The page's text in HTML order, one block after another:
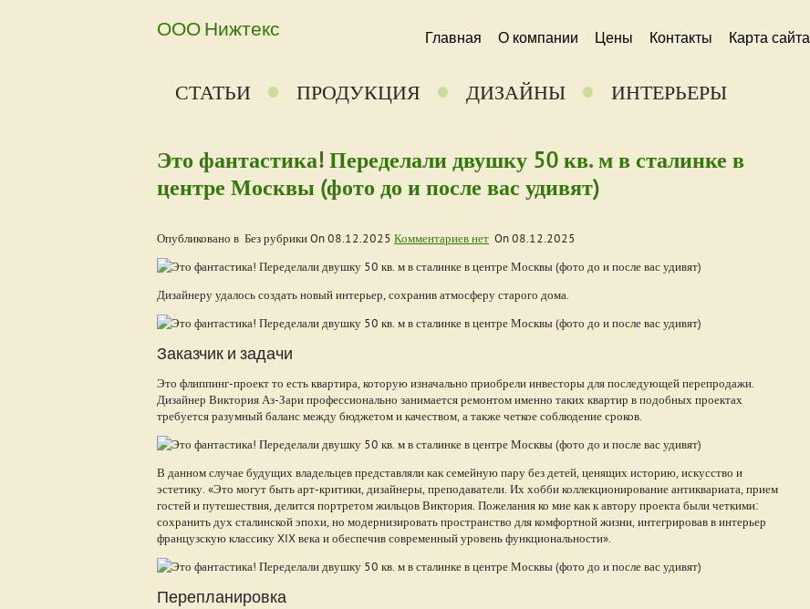
ООО Нижтекс Главная О компании Цены Контакты Карта сайта
СТАТЬИ ПРОДУКЦИЯ ДИЗАЙНЫ ИНТЕРЬЕРЫ
Это фантастика! Переделали двушку 50 кв. м в сталинке в
центре Москвы (фото до и после вас удивят)
Опубликовано в Без рубрики On08.12.2025 Комментариев нет On08.12.2025
Дизайнеру удалось создать новый интерьер, сохранив атмосферу старого дома.
Заказчик и задачи
Это флиппинг-проект то есть квартира, которую изначально приобрели инвесторы для последующей перепродажи.
Дизайнер Виктория Аз-Зари профессионально занимается ремонтом именно таких квартир в подобных проектах
требуется разумный баланс между бюджетом и качеством, а также четкое соблюдение сроков.
В данном случае будущих владельцев представляли как семейную пару без детей, ценящих историю, искусство и
эстетику. «Это могут быть арт-критики, дизайнеры, преподаватели. Их хобби коллекционирование антиквариата, прием
гостей и путешествия, делится портретом жильцов Виктория. Пожелания ко мне как к автору проекта были четкими:
сохранить дух сталинской эпохи, но модернизировать пространство для комфортной жизни, интегрировав в интерьер
французскую классику XIX века и обеспечив современный уровень функциональности».
Перепланировка